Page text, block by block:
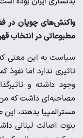
واکنش‌های چوپان در
مطبوعاتی در انتخاب
سیاست به این معنی
تاثیری ندارد اما
وجود داشته و
مصاحبه‌ای داشت که
مسترالمپیا بدهند،
بنوت اصالت لبنانی